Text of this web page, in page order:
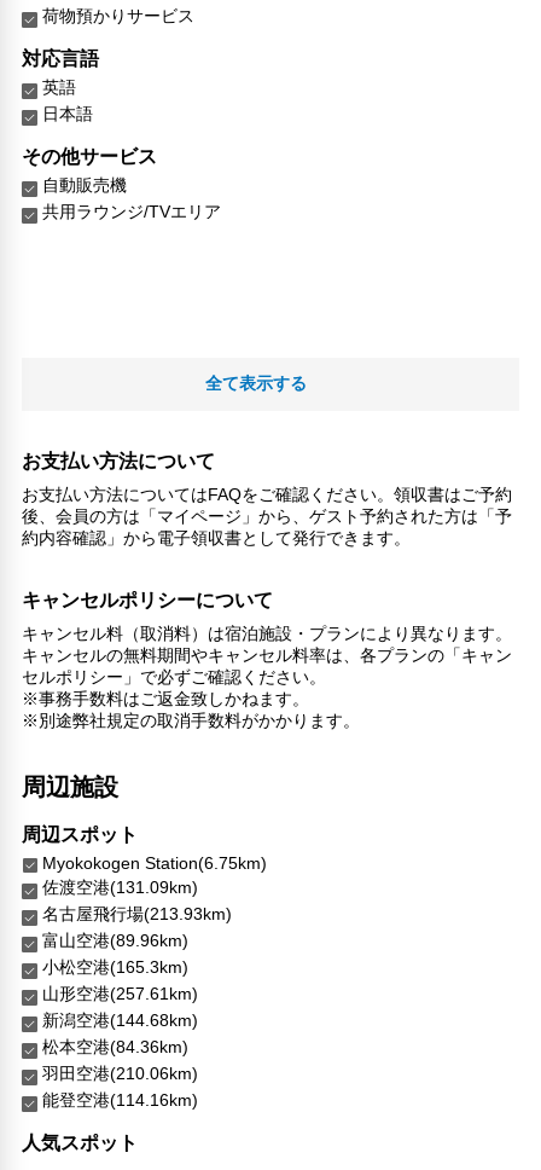
荷物預かりサービス
対応言語
英語
日本語
その他サービス
自動販売機
共用ラウンジ/TVエリア
全て表示する
お支払い方法について
お支払い方法についてはFAQをご確認ください。領収書はご予約
後、会員の方は「マイページ」から、ゲスト予約された方は「予
約内容確認」から電子領収書として発行できます。
キャンセルポリシーについて
キャンセル料（取消料）は宿泊施設・プランにより異なります。
キャンセルの無料期間やキャンセル料率は、各プランの「キャン
セルポリシー」で必ずご確認ください。
※事務手数料はご返金致しかねます。
※別途弊社規定の取消手数料がかかります。
周辺施設
周辺スポット
Myokokogen Station(6.75km)
佐渡空港(131.09km)
名古屋飛行場(213.93km)
富山空港(89.96km)
小松空港(165.3km)
山形空港(257.61km)
新潟空港(144.68km)
松本空港(84.36km)
羽田空港(210.06km)
能登空港(114.16km)
人気スポット